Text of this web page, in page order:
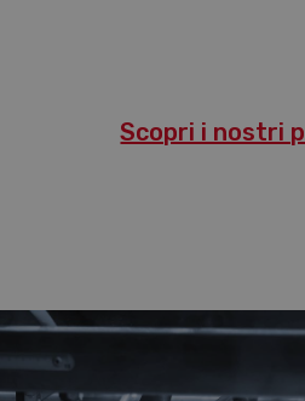
Scopri i nostri